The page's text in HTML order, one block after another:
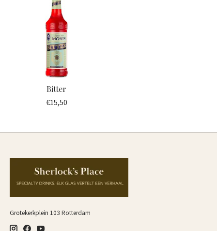
Bitter
€15,50
Grotekerkplein 103 Rotterdam